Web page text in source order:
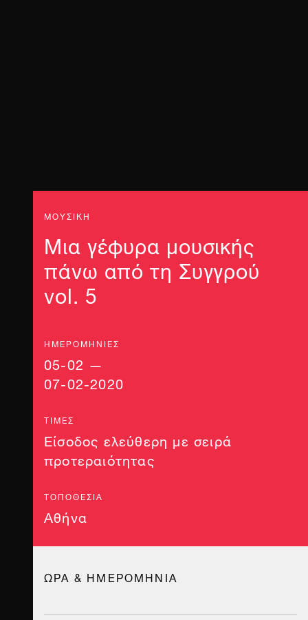
ΜΟΥΣΙΚΗ
Μια γέφυρα μουσικής
πάνω από τη Συγγρού
vol. 5
ΗΜΕΡΟΜΗΝΊΕΣ
05-02 —
07-02-2020
ΤΙΜΈΣ
Είσοδος ελεύθερη με σειρά
προτεραιότητας
ΤΟΠΟΘΕΣΊΑ
Αθήνα
ΩΡΑ & ΗΜΕΡΟΜΗΝΙΑ